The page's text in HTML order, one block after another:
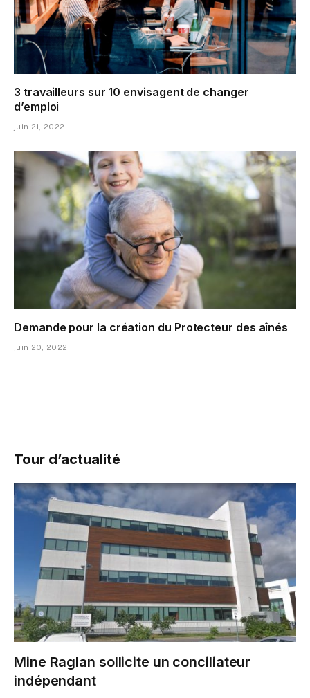
3 travailleurs sur 10 envisagent de changer
d’emploi
juin 21, 2022
Demande pour la création du Protecteur des aînés
juin 20, 2022
Tour d’actualité
Mine Raglan sollicite un conciliateur
indépendant